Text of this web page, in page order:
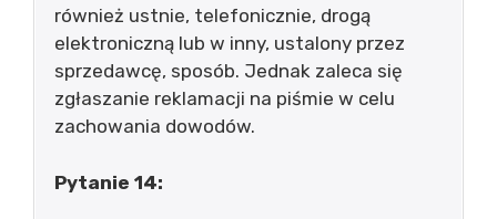
również ustnie, telefonicznie, drogą
elektroniczną lub w inny, ustalony przez
sprzedawcę, sposób. Jednak zaleca się
zgłaszanie reklamacji na piśmie w celu
zachowania dowodów.
Pytanie 14: